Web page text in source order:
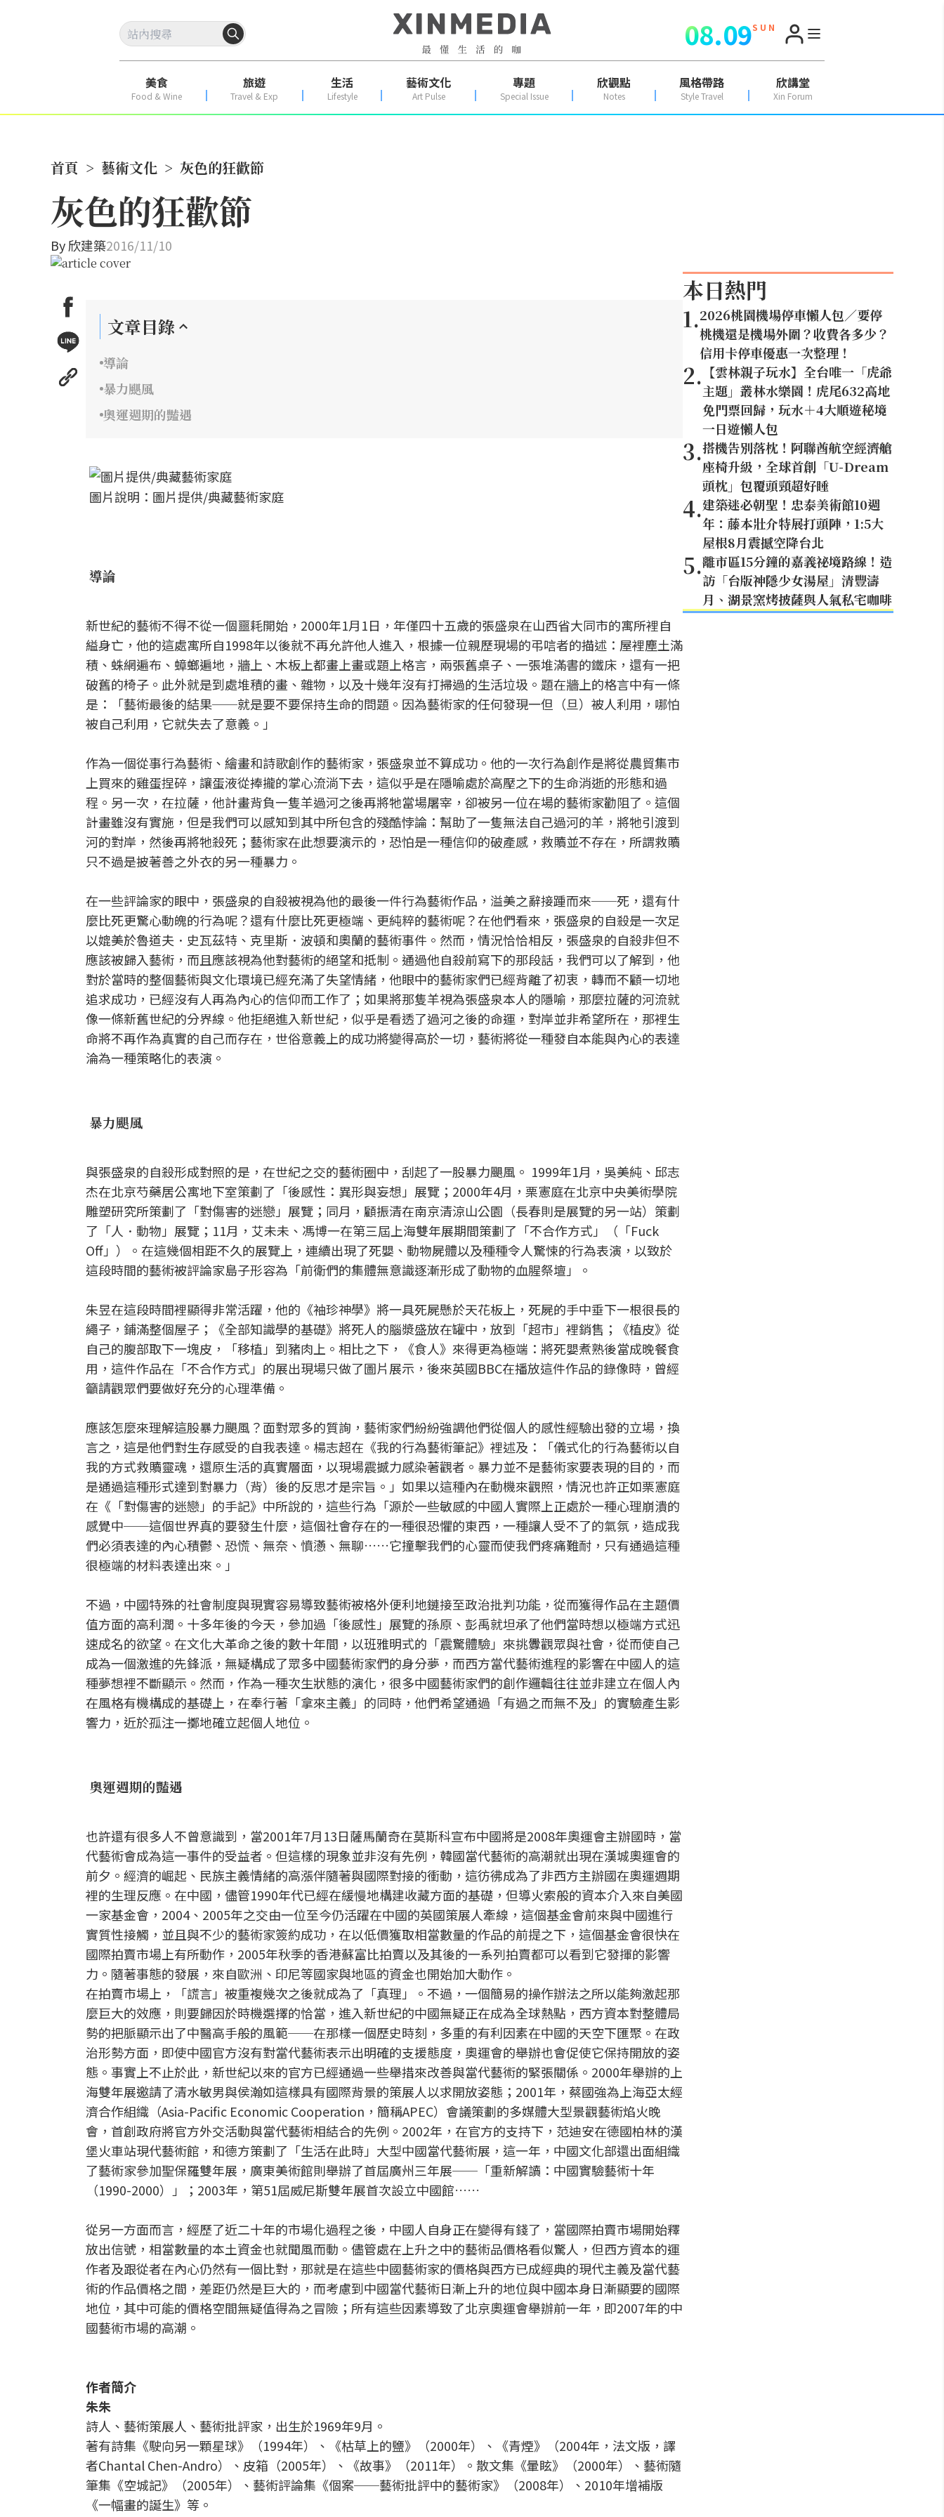
08.09S U N
美食
Food & Wine
旅遊
Travel & Exp
生活
Lifestyle
藝術文化
Art Pulse
專題
Special Issue
欣觀點
Notes
風格帶路
Style Travel
欣講堂
Xin Forum
首頁 > 藝術文化 > 灰色的狂歡節
灰色的狂歡節
By欣建築2016/11/10
文章目錄
導論
暴力颶風
奧運週期的豔遇
圖片說明：圖片提供/典藏藝術家庭
導論
新世紀的藝術不得不從一個噩耗開始，2000年1月1日，年僅四十五歲的張盛泉在山西省大同市的寓所裡自
縊身亡，他的這處寓所自1998年以後就不再允許他人進入，根據一位親歷現場的弔唁者的描述：屋裡塵土滿
積、蛛網遍布、蟑螂遍地，牆上、木板上都畫上畫或題上格言，兩張舊桌子、一張堆滿書的鐵床，還有一把
破舊的椅子。此外就是到處堆積的畫、雜物，以及十幾年沒有打掃過的生活垃圾。題在牆上的格言中有一條
是：「藝術最後的結果──就是要不要保持生命的問題。因為藝術家的任何發現一但（旦）被人利用，哪怕
被自己利用，它就失去了意義。」
作為一個從事行為藝術、繪畫和詩歌創作的藝術家，張盛泉並不算成功。他的一次行為創作是將從農貿集市
上買來的雞蛋捏碎，讓蛋液從捧攏的掌心流淌下去，這似乎是在隱喻處於高壓之下的生命消逝的形態和過
程。另一次，在拉薩，他計畫背負一隻羊過河之後再將牠當場屠宰，卻被另一位在場的藝術家勸阻了。這個
計畫雖沒有實施，但是我們可以感知到其中所包含的殘酷悖論：幫助了一隻無法自己過河的羊，將牠引渡到
河的對岸，然後再將牠殺死；藝術家在此想要演示的，恐怕是一種信仰的破產感，救贖並不存在，所謂救贖
只不過是披著善之外衣的另一種暴力。
在一些評論家的眼中，張盛泉的自殺被視為他的最後一件行為藝術作品，溢美之辭接踵而來──死，還有什
麼比死更驚心動魄的行為呢？還有什麼比死更極端、更純粹的藝術呢？在他們看來，張盛泉的自殺是一次足
以媲美於魯道夫．史瓦茲特、克里斯．波頓和奧蘭的藝術事件。然而，情況恰恰相反，張盛泉的自殺非但不
應該被歸入藝術，而且應該視為他對藝術的絕望和抵制。通過他自殺前寫下的那段話，我們可以了解到，他
對於當時的整個藝術與文化環境已經充滿了失望情緒，他眼中的藝術家們已經背離了初衷，轉而不顧一切地
追求成功，已經沒有人再為內心的信仰而工作了；如果將那隻羊視為張盛泉本人的隱喻，那麼拉薩的河流就
像一條新舊世紀的分界線。他拒絕進入新世紀，似乎是看透了過河之後的命運，對岸並非希望所在，那裡生
命將不再作為真實的自己而存在，世俗意義上的成功將變得高於一切，藝術將從一種發自本能與內心的表達
淪為一種策略化的表演。
暴力颶風
與張盛泉的自殺形成對照的是，在世紀之交的藝術圈中，刮起了一股暴力颶風。 1999年1月，吳美純、邱志
杰在北京芍藥居公寓地下室策劃了「後感性：異形與妄想」展覽；2000年4月，栗憲庭在北京中央美術學院
雕塑研究所策劃了「對傷害的迷戀」展覽；同月，顧振清在南京清涼山公園（長春則是展覽的另一站）策劃
了「人．動物」展覽；11月，艾未未、馮博一在第三屆上海雙年展期間策劃了「不合作方式」（「Fuck
Off」）。在這幾個相距不久的展覽上，連續出現了死嬰、動物屍體以及種種令人驚悚的行為表演，以致於
這段時間的藝術被評論家島子形容為「前衛們的集體無意識逐漸形成了動物的血腥祭壇」。
朱昱在這段時間裡顯得非常活躍，他的《袖珍神學》將一具死屍懸於天花板上，死屍的手中垂下一根很長的
繩子，鋪滿整個屋子；《全部知識學的基礎》將死人的腦漿盛放在罐中，放到「超市」裡銷售；《植皮》從
自己的腹部取下一塊皮，「移植」到豬肉上。相比之下，《食人》來得更為極端：將死嬰煮熟後當成晚餐食
用，這件作品在「不合作方式」的展出現場只做了圖片展示，後來英國BBC在播放這件作品的錄像時，曾經
籲請觀眾們要做好充分的心理準備。
應該怎麼來理解這股暴力颶風？面對眾多的質詢，藝術家們紛紛強調他們從個人的感性經驗出發的立場，換
言之，這是他們對生存感受的自我表達。楊志超在《我的行為藝術筆記》裡述及：「儀式化的行為藝術以自
我的方式救贖靈魂，還原生活的真實層面，以現場震撼力感染著觀者。暴力並不是藝術家要表現的目的，而
是通過這種形式達到對暴力（背）後的反思才是宗旨。」如果以這種內在動機來觀照，情況也許正如栗憲庭
在《「對傷害的迷戀」的手記》中所說的，這些行為「源於一些敏感的中國人實際上正處於一種心理崩潰的
感覺中──這個世界真的要發生什麼，這個社會存在的一種很恐懼的東西，一種讓人受不了的氣氛，造成我
們必須表達的內心積鬱、恐慌、無奈、憤懣、無聊……它撞擊我們的心靈而使我們疼痛難耐，只有通過這種
很極端的材料表達出來。」
不過，中國特殊的社會制度與現實容易導致藝術被格外便利地鏈接至政治批判功能，從而獲得作品在主題價
值方面的高利潤。十多年後的今天，參加過「後感性」展覽的孫原、彭禹就坦承了他們當時想以極端方式迅
速成名的欲望。在文化大革命之後的數十年間，以班雅明式的「震驚體驗」來挑釁觀眾與社會，從而使自己
成為一個激進的先鋒派，無疑構成了眾多中國藝術家們的身分夢，而西方當代藝術進程的影響在中國人的這
種夢想裡不斷顯示。然而，作為一種次生狀態的演化，很多中國藝術家們的創作邏輯往往並非建立在個人內
在風格有機構成的基礎上，在奉行著「拿來主義」的同時，他們希望通過「有過之而無不及」的實驗產生影
響力，近於孤注一擲地確立起個人地位。
奧運週期的豔遇
也許還有很多人不曾意識到，當2001年7月13日薩馬蘭奇在莫斯科宣布中國將是2008年奧運會主辦國時，當
代藝術會成為這一事件的受益者。但這樣的現象並非沒有先例，韓國當代藝術的高潮就出現在漢城奧運會的
前夕。經濟的崛起、民族主義情緒的高漲伴隨著與國際對接的衝動，這彷彿成為了非西方主辦國在奧運週期
裡的生理反應。在中國，儘管1990年代已經在緩慢地構建收藏方面的基礎，但導火索般的資本介入來自美國
一家基金會，2004、2005年之交由一位至今仍活躍在中國的英國策展人牽線，這個基金會前來與中國進行
實質性接觸，並且與不少的藝術家簽約成功，在以低價獲取相當數量的作品的前提之下，這個基金會很快在
國際拍賣市場上有所動作，2005年秋季的香港蘇富比拍賣以及其後的一系列拍賣都可以看到它發揮的影響
力。隨著事態的發展，來自歐洲、印尼等國家與地區的資金也開始加大動作。
在拍賣市場上，「謊言」被重複幾次之後就成為了「真理」。不過，一個簡易的操作辦法之所以能夠激起那
麼巨大的效應，則要歸因於時機選擇的恰當，進入新世紀的中國無疑正在成為全球熱點，西方資本對整體局
勢的把脈顯示出了中醫高手般的風範──在那樣一個歷史時刻，多重的有利因素在中國的天空下匯聚。在政
治形勢方面，即使中國官方沒有對當代藝術表示出明確的支援態度，奧運會的舉辦也會促使它保持開放的姿
態。事實上不止於此，新世紀以來的官方已經通過一些舉措來改善與當代藝術的緊張關係。2000年舉辦的上
海雙年展邀請了清水敏男與侯瀚如這樣具有國際背景的策展人以求開放姿態；2001年，蔡國強為上海亞太經
濟合作組織（Asia-Pacific Economic Cooperation，簡稱APEC）會議策劃的多媒體大型景觀藝術焰火晚
會，首創政府將官方外交活動與當代藝術相結合的先例。2002年，在官方的支持下，范迪安在德國柏林的漢
堡火車站現代藝術館，和德方策劃了「生活在此時」大型中國當代藝術展，這一年，中國文化部還出面組織
了藝術家參加聖保羅雙年展，廣東美術館則舉辦了首屆廣州三年展──「重新解讀：中國實驗藝術十年
（1990-2000）」；2003年，第51屆威尼斯雙年展首次設立中國館……
從另一方面而言，經歷了近二十年的市場化過程之後，中國人自身正在變得有錢了，當國際拍賣市場開始釋
放出信號，相當數量的本土資金也就聞風而動。儘管處在上升之中的藝術品價格看似驚人，但西方資本的運
作者及跟從者在內心仍然有一個比對，那就是在這些中國藝術家的價格與西方已成經典的現代主義及當代藝
術的作品價格之間，差距仍然是巨大的，而考慮到中國當代藝術日漸上升的地位與中國本身日漸顯要的國際
地位，其中可能的價格空間無疑值得為之冒險；所有這些因素導致了北京奧運會舉辦前一年，即2007年的中
國藝術市場的高潮。
作者簡介
朱朱
詩人、藝術策展人、藝術批評家，出生於1969年9月。
著有詩集《駛向另一顆星球》（1994年）、《枯草上的鹽》（2000年）、《青煙》（2004年，法文版，譯
者Chantal Chen-Andro）、皮箱（2005年）、《故事》（2011年）。散文集《暈眩》（2000年）、藝術隨
筆集《空城記》（2005年）、藝術評論集《個案──藝術批評中的藝術家》（2008年）、2010年增補版
《一幅畫的誕生》等。
本日熱門
1.2026桃園機場停車懶人包／要停
桃機還是機場外圍？收費各多少？
信用卡停車優惠一次整理！
2. 【雲林親子玩水】全台唯一「虎爺
主題」叢林水樂園！虎尾632高地
免門票回歸，玩水＋4大順遊秘境
一日遊懶人包
3.搭機告別落枕！阿聯酋航空經濟艙
座椅升級，全球首創「U-Dream
頭枕」包覆頭頸超好睡
4.建築迷必朝聖！忠泰美術館10週
年：藤本壯介特展打頭陣，1:5大
屋根8月震撼空降台北
5.離市區15分鐘的嘉義祕境路線！造
訪「台版神隱少女湯屋」清豐濤
月、湖景窯烤披薩與人氣私宅咖啡